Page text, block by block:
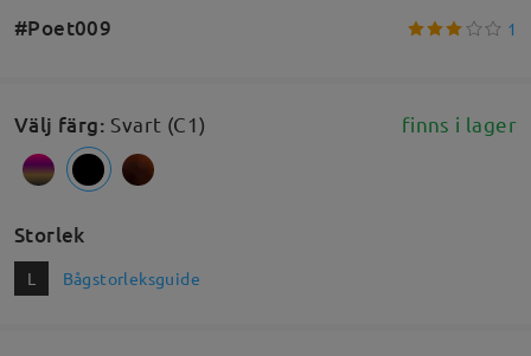
#Poet009 1
Välj färg: Svart (C1) finns i lager
Storlek
L Bågstorleksguide